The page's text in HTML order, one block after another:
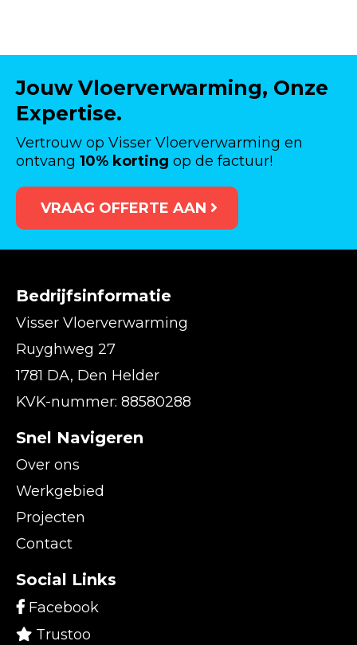
Jouw Vloerverwarming, Onze
Expertise.
Vertrouw op Visser Vloerverwarming en
ontvang 10% korting op de factuur!
VRAAG OFFERTE AAN
Bedrijfsinformatie
Visser Vloerverwarming
Ruyghweg 27
1781 DA, Den Helder
KVK-nummer: 88580288
Snel Navigeren
Over ons
Werkgebied
Projecten
Contact
Social Links
Facebook
Trustoo